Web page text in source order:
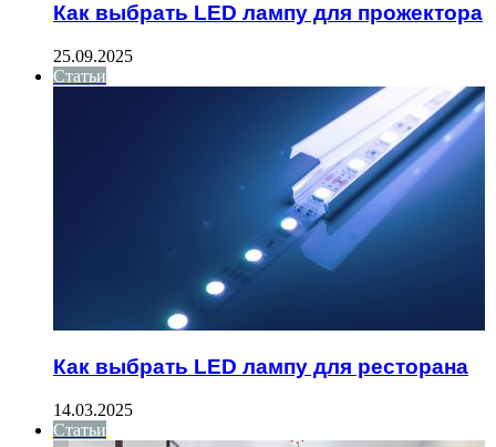
Как выбрать LED лампу для прожектора
25.09.2025
Статьи
Как выбрать LED лампу для ресторана
14.03.2025
Статьи